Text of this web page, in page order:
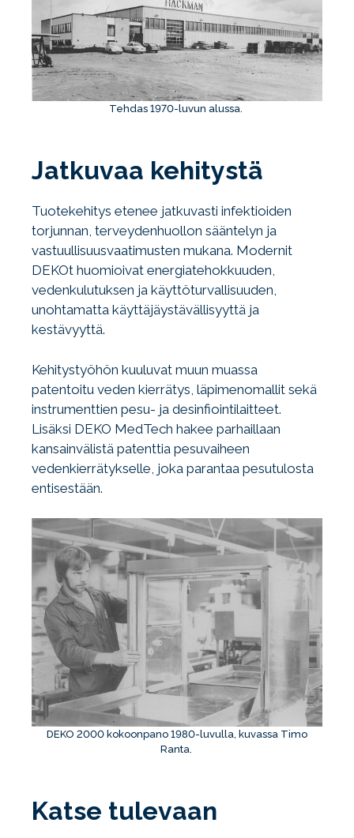
Tehdas 1970-luvun alussa.
Jatkuvaa kehitystä
Tuotekehitys etenee jatkuvasti infektioiden
torjunnan, terveydenhuollon sääntelyn ja
vastuullisuusvaatimusten mukana. Modernit
DEKOt huomioivat energiatehokkuuden,
vedenkulutuksen ja käyttöturvallisuuden,
unohtamatta käyttäjäystävällisyyttä ja
kestävyyttä.
Kehitystyöhön kuuluvat muun muassa
patentoitu veden kierrätys, läpimenomallit sekä
instrumenttien pesu- ja desinfiointilaitteet.
Lisäksi DEKO MedTech hakee parhaillaan
kansainvälistä patenttia pesuvaiheen
vedenkierrätykselle, joka parantaa pesutulosta
entisestään.
DEKO 2000 kokoonpano 1980-luvulla, kuvassa Timo
Ranta.
Katse tulevaan